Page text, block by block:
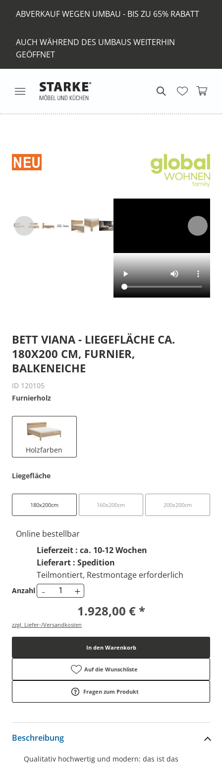
ABVERKAUF WEGEN UMBAU - BIS ZU 65% RABATT
AUCH WÄHREND DES UMBAUS WEITERHIN
GEÖFFNET
BETT VIANA - LIEGEFLÄCHE CA.
180X200 CM, FURNIER,
BALKENEICHE
ID 120105
Furnierholz
Holzfarben
Liegefläche
180x200cm 160x200cm 200x200cm
Online bestellbar
Lieferzeit : ca. 10-12 Wochen
Lieferart : Spedition
Teilmontiert, Restmontage erforderlich
Anzahl - +
1.928,00 € *
zzgl. Liefer-/Versandkosten
In den Warenkorb
Auf die Wunschliste
Fragen zum Produkt
Beschreibung
Qualitativ hochwertig und modern: das ist das